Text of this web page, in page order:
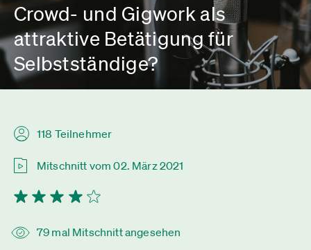
Crowd- und Gigwork als
attraktive Betätigung für
Selbstständige?
118 Teilnehmer
Mitschnitt vom 02. März 2021
79 mal Mitschnitt angesehen